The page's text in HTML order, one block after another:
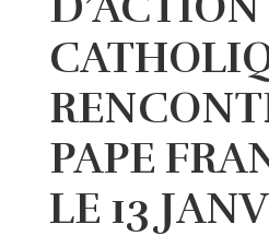
PAPE
LE 13